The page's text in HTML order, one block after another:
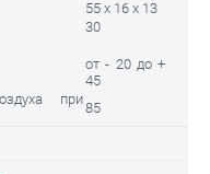
55 х 16 х 13
30
от - 20 до +
45
при
85